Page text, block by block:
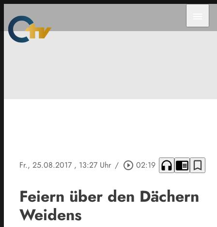
Fr., 25.08.2017 , 13:27 Uhr / play_circle_outline 02:19 headphones chrome_reader_mode bookmark_border
Feiern über den Dächern
Weidens